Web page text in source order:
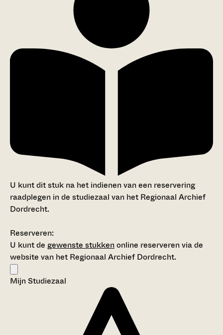
U kunt dit stuk na het indienen van een reservering
raadplegen in de studiezaal van het Regionaal Archief
Dordrecht.
Reserveren:
U kunt de gewenste stukkenonline reserveren via de
website van het Regionaal Archief Dordrecht.
Mijn Studiezaal